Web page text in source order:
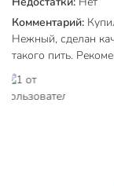
Комментарий:
Нежный, сделан
такого пить.